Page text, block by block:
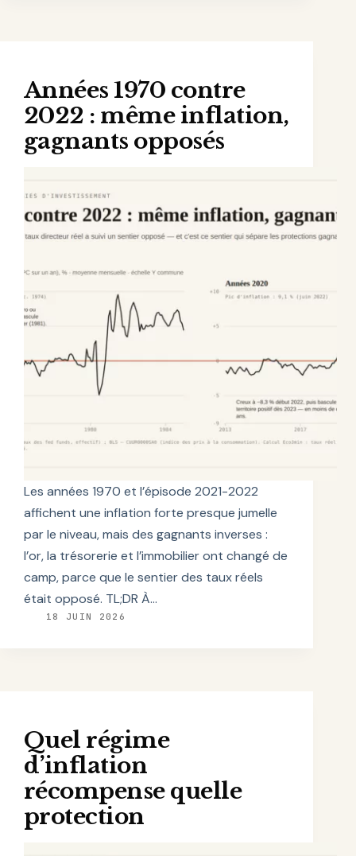
Années 1970 contre
2022 : même inflation,
gagnants opposés
Les années 1970 et l’épisode 2021-2022
affichent une inflation forte presque jumelle
par le niveau, mais des gagnants inverses :
l’or, la trésorerie et l’immobilier ont changé de
camp, parce que le sentier des taux réels
était opposé. TL;DR À…
18 JUIN 2026
Quel régime
d’inflation
récompense quelle
protection